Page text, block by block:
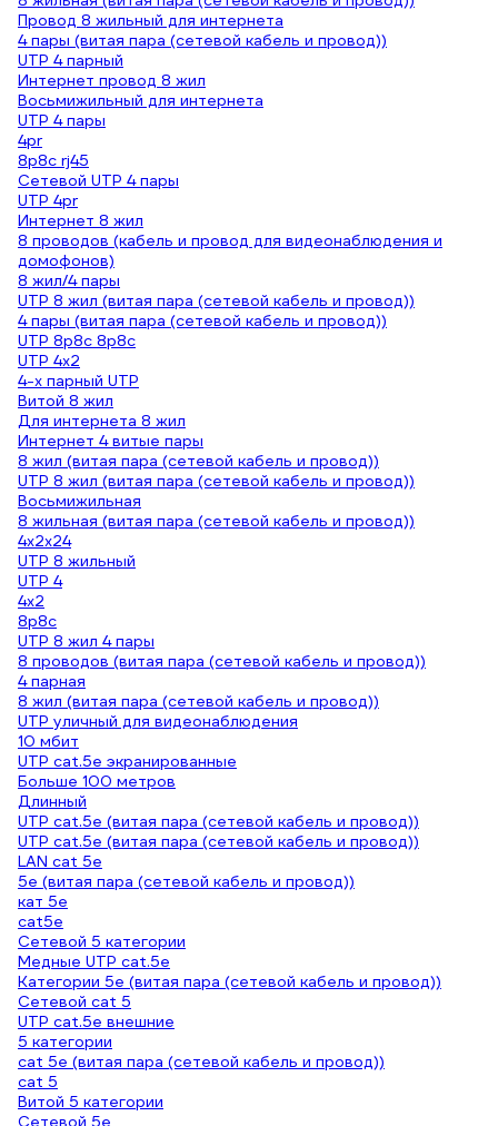
Провод 8 жильный для интернета
4 пары (витая пара (сетевой кабель и провод))
UTP 4 парный
Интернет провод 8 жил
Восьмижильный для интернета
UTP 4 пары
4pr
8p8c rj45
Сетевой UTP 4 пары
UTP 4pr
Интернет 8 жил
8 проводов (кабель и провод для видеонаблюдения и
домофонов)
8 жил/4 пары
UTP 8 жил (витая пара (сетевой кабель и провод))
4 пары (витая пара (сетевой кабель и провод))
UTP 8p8c 8p8c
UTP 4х2
4-х парный UTP
Витой 8 жил
Для интернета 8 жил
Интернет 4 витые пары
8 жил (витая пара (сетевой кабель и провод))
UTP 8 жил (витая пара (сетевой кабель и провод))
Восьмижильная
8 жильная (витая пара (сетевой кабель и провод))
4х2х24
UTP 8 жильный
UTP 4
4х2
8p8c
UTP 8 жил 4 пары
8 проводов (витая пара (сетевой кабель и провод))
4 парная
8 жил (витая пара (сетевой кабель и провод))
UTP уличный для видеонаблюдения
10 мбит
UTP cat.5e экранированные
Больше 100 метров
Длинный
UTP cat.5e (витая пара (сетевой кабель и провод))
UTP cat.5e (витая пара (сетевой кабель и провод))
LAN cat 5e
5e (витая пара (сетевой кабель и провод))
кат 5е
cat5e
Сетевой 5 категории
Медные UTP cat.5e
Категории 5е (витая пара (сетевой кабель и провод))
Сетевой cat 5
UTP cat.5e внешние
5 категории
cat 5e (витая пара (сетевой кабель и провод))
cat 5
Витой 5 категории
Сетевой 5е